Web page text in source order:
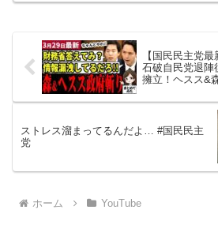
【国民民主党
石破自民党退陣
擁立！ヘスス&
題を追及！【勝
ストレス溜まってるんだよ… #国民民主
党
ホーム YouTube